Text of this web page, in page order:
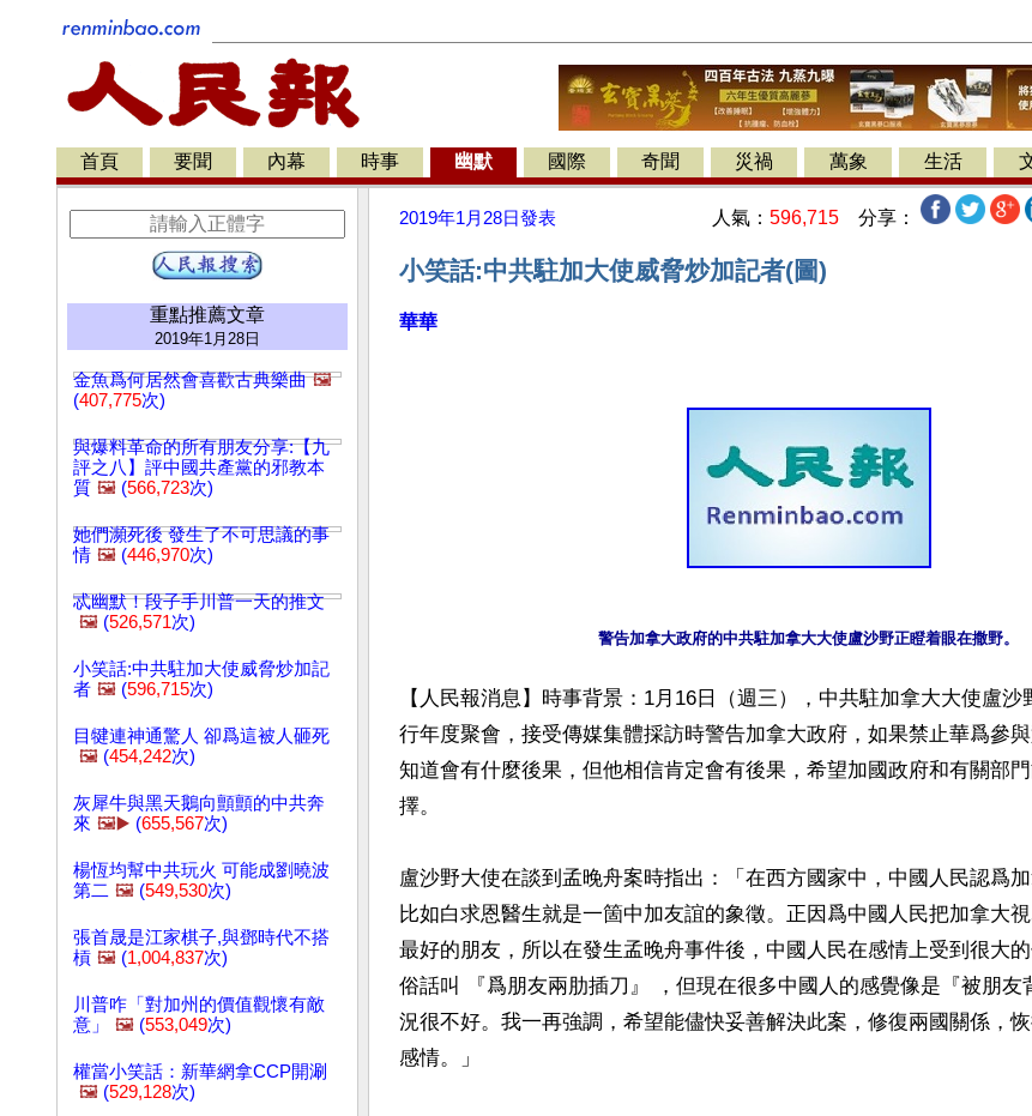
首頁 要聞 內幕 時事 幽默 國際 奇聞 災禍 萬象 生活
重點推薦文章
2019年1月28日
金魚爲何居然會喜歡古典樂曲 🖼️
(407,775次)
與爆料革命的所有朋友分享:【九
評之八】評中國共產黨的邪教本
質 🖼️ (566,723次)
她們瀕死後 發生了不可思議的事
情 🖼️ (446,970次)
忒幽默！段子手川普一天的推文
🖼️ (526,571次)
小笑話:中共駐加大使威脅炒加記
者 🖼️ (596,715次)
目犍連神通驚人 卻爲這被人砸死
🖼️ (454,242次)
灰犀牛與黑天鵝向顫顫的中共奔
來 🖼️▶️ (655,567次)
楊恆均幫中共玩火 可能成劉曉波
第二 🖼️ (549,530次)
張首晟是江家棋子,與鄧時代不搭
槓 🖼️ (1,004,837次)
川普咋「對加州的價值觀懷有敵
意」
🖼️ (553,049次)
權當小笑話：新華網拿CCP開涮
🖼️ (529,128次)
2019年1月28日發表 人氣： 596,715 分享：
小笑話:中共駐加大使威脅炒加記者(圖)
華華
警告加拿大政府的中共駐加拿大大使盧沙野正瞪着眼在撒野。
【人民報消息】時事背景：1月16日（週三），中共駐加拿大大使盧
行年度聚會，接受傳媒集體採訪時警告加拿大政府，如果禁止華爲參
知道會有什麼後果，但他相信肯定會有後果，希望加國政府和有關部
擇。
盧沙野大使在談到孟晚舟案時指出：「在西方國家中，中國人民認爲
比如白求恩醫生就是一箇中加友誼的象徵。正因爲中國人民把加拿大
最好的朋友，所以在發生孟晚舟事件後，中國人民在感情上受到很大
俗話叫 『爲朋友兩肋插刀』 ，但現在很多中國人的感覺像是『被朋友
況很不好。我一再強調，希望能儘快妥善解決此案，修復兩國關係，
感情。」